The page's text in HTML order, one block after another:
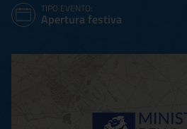
TIPO EVENTO:
Apertura festiva